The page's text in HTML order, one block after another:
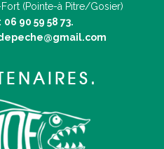
(Pointe-à Pitre/Gosier)
06 90 59 58 73.